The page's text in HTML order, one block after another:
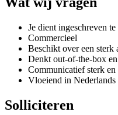
Je dient ingeschreven
Commercieel
Beschikt over een sterk
Denkt out-of-the-box
Communicatief sterk
Vloeiend in Nederlands
Solliciteren